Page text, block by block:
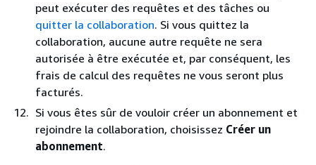
peut exécuter des requêtes et des tâches ou
quitter la collaboration. Si vous quittez la
collaboration, aucune autre requête ne sera
autorisée à être exécutée et, par conséquent, les
frais de calcul des requêtes ne vous seront plus
facturés.
Si vous êtes sûr de vouloir créer un abonnement et
rejoindre la collaboration, choisissez Créer un
abonnement.